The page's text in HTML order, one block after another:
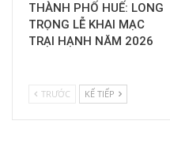
THÀNH PHỐ HUẾ: LONG
TRỌNG LỄ KHAI MẠC
TRẠI HẠNH NĂM 2026
TRƯỚC KẾ TIẾP